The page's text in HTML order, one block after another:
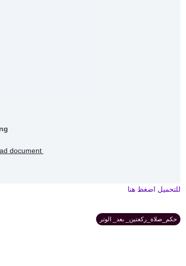
Reload document
للتحميل اضغظ هنا
حكم_صلاة_ركعتين_ بعد_ الوتر